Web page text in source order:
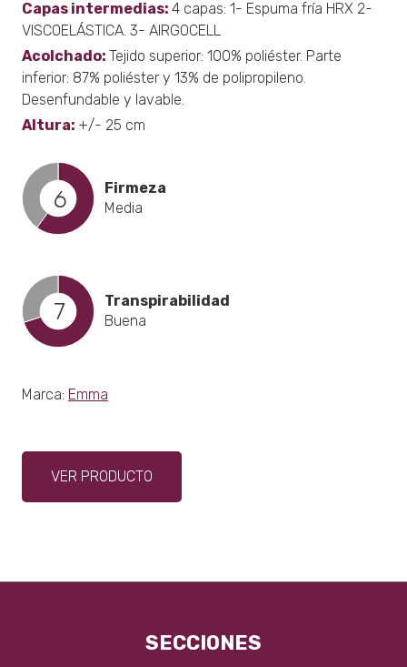
Capas intermedias: 4 capas: 1- Espuma fría HRX 2-
VISCOELÁSTICA. 3- AIRGOCELL
Acolchado: Tejido superior: 100% poliéster. Parte
inferior: 87% poliéster y 13% de polipropileno.
Desenfundable y lavable.
Altura: +/- 25 cm
6
Firmeza
Media
7
Transpirabilidad
Buena
Marca: Emma
VER PRODUCTO
tiene
pueden
SECCIONES